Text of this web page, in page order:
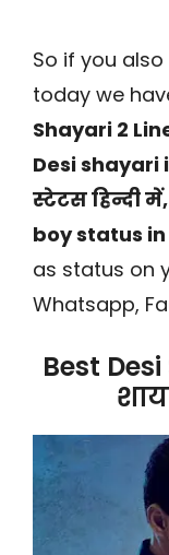
So if you
today we
Shayari 2
Desi shayari
स्टेटस हिन्दी
boy status
as status on
Whatsapp,
Best